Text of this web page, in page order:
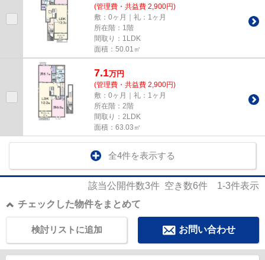
(管理費・共益費 2,900円)
敷：0ヶ月｜礼：1ヶ月
所在階：1階
間取り：1LDK
面積：50.01㎡
7.1万円
(管理費・共益費 2,900円)
敷：0ヶ月｜礼：1ヶ月
所在階：2階
間取り：2LDK
面積：63.03㎡
全4件を表示する
該当公開件数3件 空き数6件 1-3件表示
チェックした物件をまとめて
お問い合わせ
検討リストに追加